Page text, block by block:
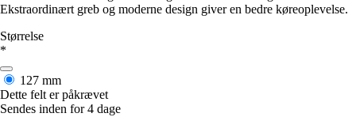
Ekstraordinært greb og moderne design giver en bedre køreoplevelse.
Størrelse
*
127 mm
Dette felt er påkrævet
Sendes inden for 4 dage